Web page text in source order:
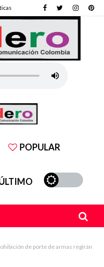
POPULAR
de porte de armas regirán